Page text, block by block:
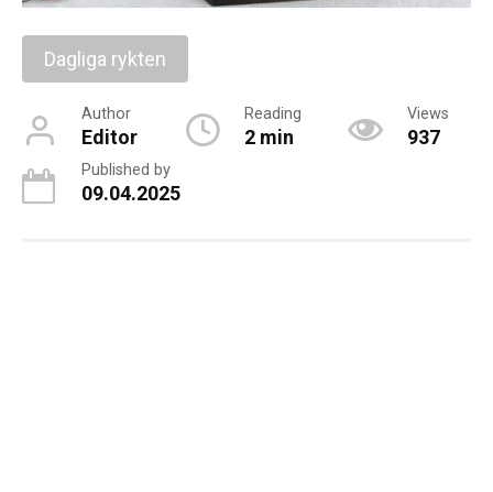
Dagliga rykten
Author
Editor
Reading
2 min
Views
937
Published by
09.04.2025